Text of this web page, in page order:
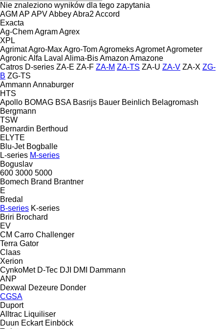
Nie znaleziono wyników dla tego zapytania
AGM AP APVAbbeyAbra2 Accord
Exacta
Ag-ChemAgramAgrex
XPL
AgrimatAgro-MaxAgro-TomAgromeksAgrometAgrometer
AgronicAlfa Laval Alima-BisAmazon Amazone
Catros D-series ZA-E ZA-F ZA-M ZA-TS ZA-U ZA-V ZA-X ZG-
B ZG-TS
Ammann Annaburger
HTS
Apollo BOMAG BSA Basrijs Bauer Beinlich Belagromash
Bergmann
TSW
Bernardin Berthoud
ELYTE
Blu-Jet Bogballe
L-series M-series
Boguslav
600 3000 5000
Bomech Brand Brantner
E
Bredal
B-series K-series
Briri Brochard
EV
CM Carro Challenger
Terra Gator
Claas
Xerion
CynkoMet D-Tec DJI DMI
Dammann
ANP
Dexwal
Dezeure Donder
CGSA
Duport
Alltrac Liquiliser
Duun Eckart Einböck